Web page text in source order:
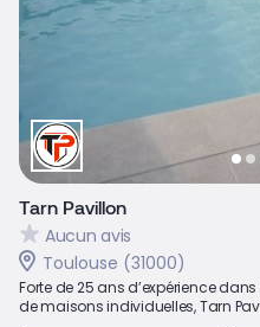
Tarn Pavillon
Aucun avis
Toulouse (31000)
Forte de 25 ans d’expérience
de maisons individuelles, Tarn